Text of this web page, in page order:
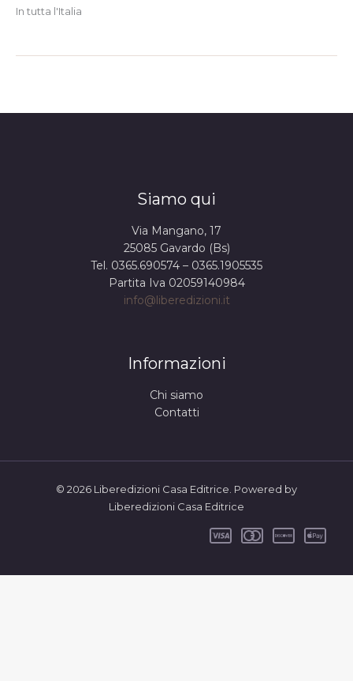
In tutta l'Italia
Siamo qui
Via Mangano, 17
25085 Gavardo (Bs)
Tel. 0365.690574 – 0365.1905535
Partita Iva 02059140984
info@liberedizioni.it
Informazioni
Chi siamo
Contatti
© 2026 Liberedizioni Casa Editrice. Powered by
Liberedizioni Casa Editrice